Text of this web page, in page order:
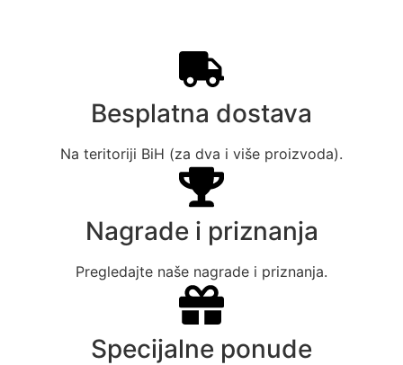
Besplatna dostava
Na teritoriji BiH (za dva i više proizvoda).
Nagrade i priznanja
Pregledajte naše nagrade i priznanja.
Specijalne ponude